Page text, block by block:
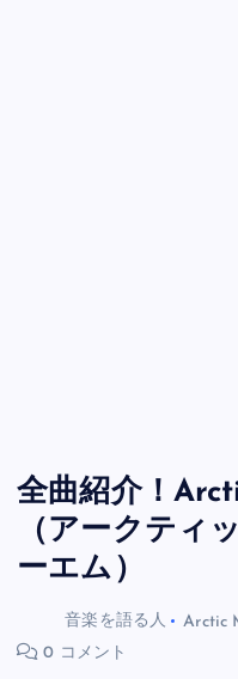
全曲紹介！
（アークティ
ーエム）
音楽を語る人 Arctic
0 コメント